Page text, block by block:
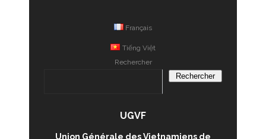
Français
Tiếng Việt
Rechercher
Rechercher
UGVF
Union Générale des Vietnamiens de